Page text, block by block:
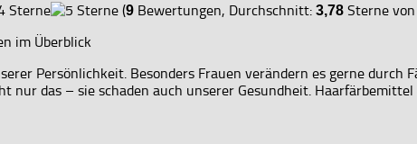
(9 Bewertungen, Durchschnitt: 3,78 Sterne
Persönlichkeit. Besonders Frauen verändern es gerne
nur das – sie schaden auch unserer Gesundheit.